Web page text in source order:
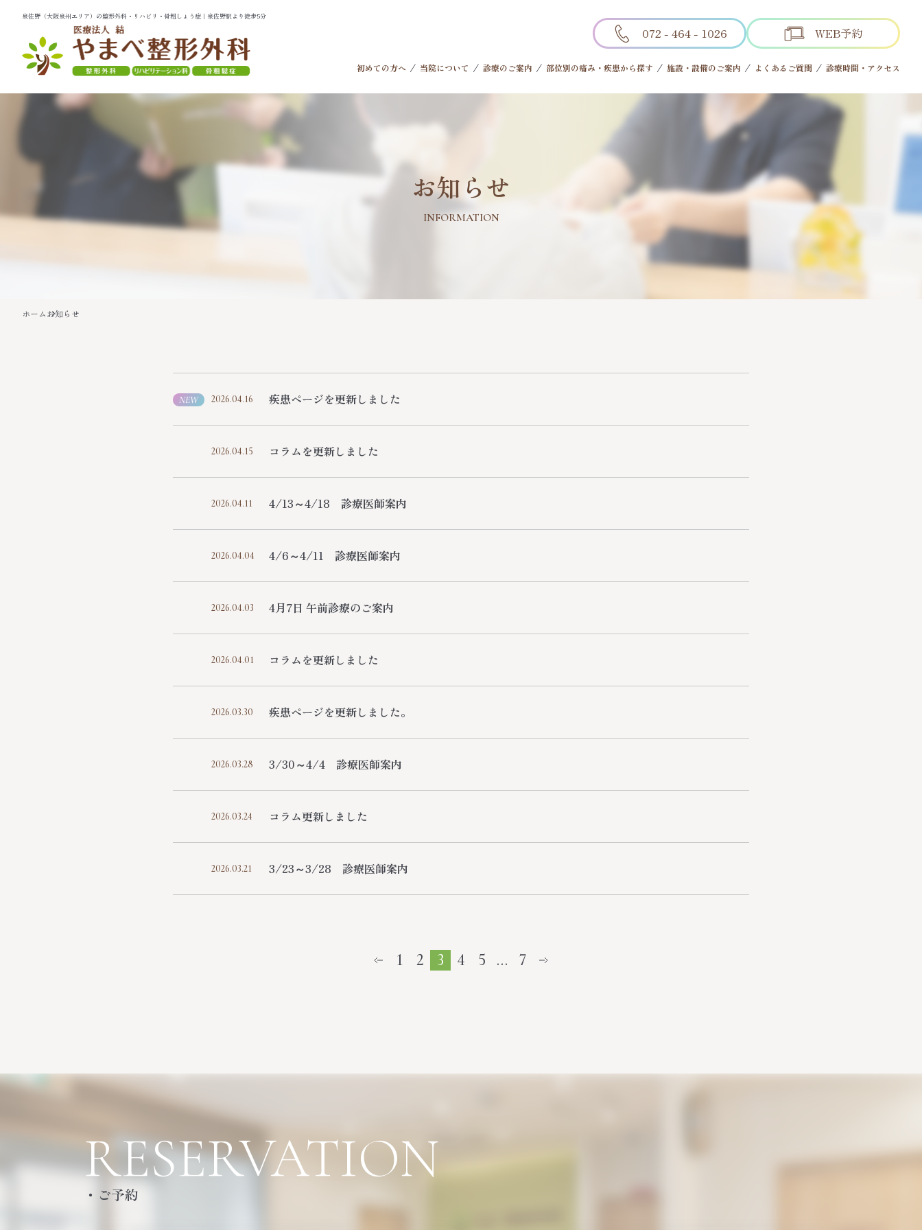
泉佐野（大阪泉州エリア）の整形外科・リハビリ・骨粗しょう症｜泉佐野駅より徒歩5分
072 - 464 - 1026 WEB予約
初めての方へ 当院について 診療のご案内 部位別の痛み・疾患から探す 施設・設備のご案内 よくあるご質問 診療時間・アクセス
お知らせ
INFORMATION
ホームお知らせ
NEW 2026.04.16 疾患ページを更新しました
2026.04.15 コラムを更新しました
2026.04.11 4/13～4/18 診療医師案内
2026.04.04 4/6～4/11 診療医師案内
2026.04.03 4月7日 午前診療のご案内
2026.04.01 コラムを更新しました
2026.03.30 疾患ページを更新しました。
2026.03.28 3/30～4/4 診療医師案内
2026.03.24 コラム更新しました
2026.03.21 3/23～3/28 診療医師案内
1 2 3 4 5 … 7
RESERVATION
・ご予約